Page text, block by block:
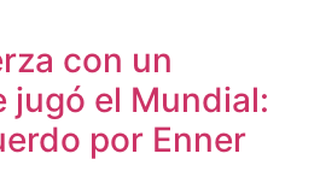
con un
el Mundial:
por Enner